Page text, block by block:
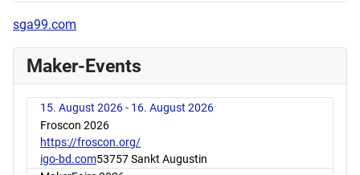
sga99.com
Maker-Events
15. August 2026 - 16. August 2026
Froscon 2026
https://froscon.org/
igo-bd.com53757 Sankt Augustin